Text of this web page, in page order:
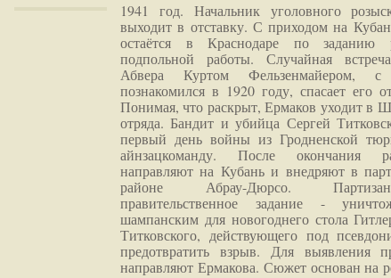
1941 год. Начальник уголовного
выходит в отставку. С приходом на
остаётся в Краснодаре по заданию
подпольной работы. Случайная
Абвера Куртом Фельзенмайером,
познакомился в 1920 году, спасает его
Понимая, что раскрыт, Ермаков уходит в
отряда. Бандит и убийца Сергей
первый день войны из Гродненской
айнзацкоманду. После окончания
направляют на Кубань и внедряют в
районе Абрау-Дюрсо.
правительственное задание -
шампанским для новогоднего стола
Титковского, действующего под
предотвратить взрыв. Для выявления
направляют Ермакова. Сюжет основан на